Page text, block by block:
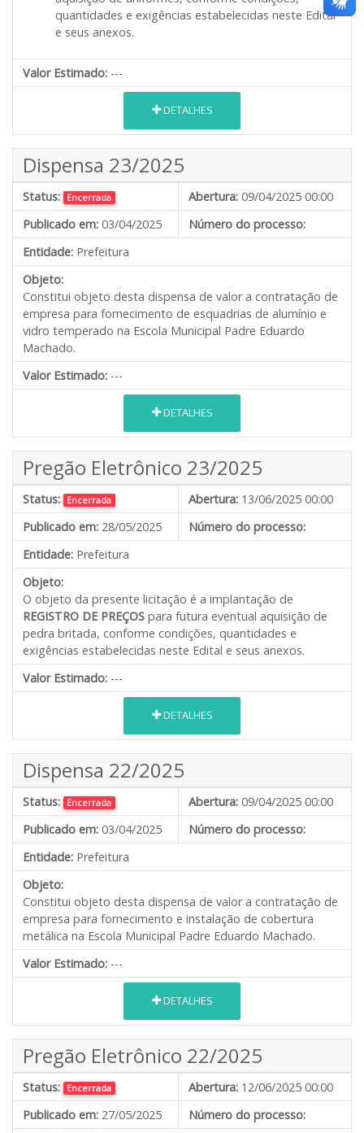
quantidades e exigências estabelecidas neste Edital
e seus anexos.
Valor Estimado: ---
DETALHES
Dispensa 23/2025
Status: Encerrada Abertura: 09/04/2025 00:00
Publicado em: 03/04/2025
Número do processo:
Entidade: Prefeitura
Objeto:
Constitui objeto desta dispensa de valor a contratação de
empresa para fornecimento de esquadrias de alumínio e
vidro temperado na Escola Municipal Padre Eduardo
Machado.
Valor Estimado: ---
DETALHES
Pregão Eletrônico 23/2025
Status: Encerrada Abertura: 13/06/2025 00:00
Publicado em: 28/05/2025
Número do processo:
Entidade: Prefeitura
Objeto:
O objeto da presente licitação é a implantação de
REGISTRO DE PREÇOS para futura eventual aquisição de
pedra britada, conforme condições, quantidades e
exigências estabelecidas neste Edital e seus anexos.
Valor Estimado: ---
DETALHES
Dispensa 22/2025
Status: Encerrada Abertura: 09/04/2025 00:00
Publicado em: 03/04/2025
Número do processo:
Entidade: Prefeitura
Objeto:
Constitui objeto desta dispensa de valor a contratação de
empresa para fornecimento e instalação de cobertura
metálica na Escola Municipal Padre Eduardo Machado.
Valor Estimado: ---
DETALHES
Pregão Eletrônico 22/2025
Status: Encerrada Abertura: 12/06/2025 00:00
Publicado em: 27/05/2025
Número do processo: